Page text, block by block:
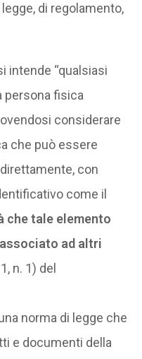
di regolamento,
intende “qualsiasi
persona fisica
considerare
che può essere
con
come il
che tale elemento
ad altri
n. 1) del
norma di legge che
e documenti della